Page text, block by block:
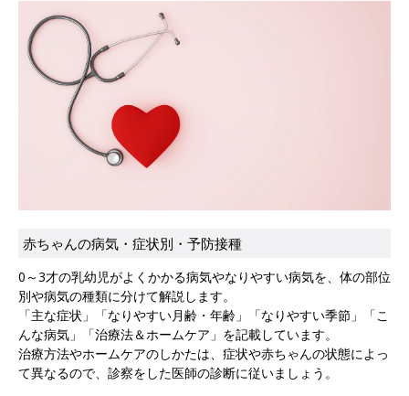
赤ちゃんの病気・症状別・予防接種
0～3才の乳幼児がよくかかる病気やなりやすい病気を、体の部位
別や病気の種類に分けて解説します。
「主な症状」「なりやすい月齢・年齢」「なりやすい季節」「こ
んな病気」「治療法＆ホームケア」を記載しています。
治療方法やホームケアのしかたは、症状や赤ちゃんの状態によっ
て異なるので、診察をした医師の診断に従いましょう。